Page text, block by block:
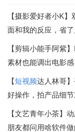
【摄影爱好者小K
面和我的反应，省
【剪辑小能手阿紫
素材也能调出电影
【短视频达人林哥
好操作，拍产品细
【文艺青年小茶】
朋友都问用啥软件